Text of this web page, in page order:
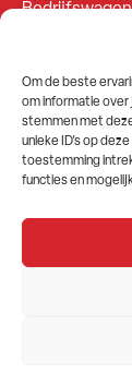
Om de beste
om informatie over
stemmen met
unieke ID's op
toestemming
functies en
SOCIALS